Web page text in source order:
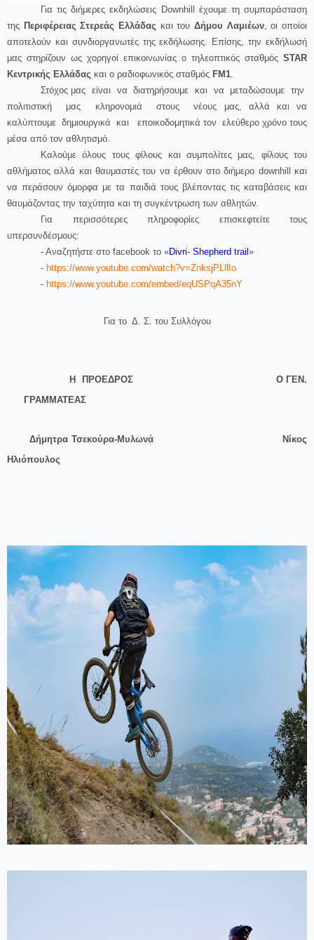
Για τις διήμερες εκδηλώσεις Downhill έχουμε τη συμπαράσταση
της Περιφέρειας Στερεάς Ελλάδας και τουΔήμου Λαμιέων, οι οποίοι
αποτελούν και συνδιοργανωτές της εκδήλωσης. Επίσης, την εκδήλωσή
μας στηρίζουν ως χορηγοί επικοινωνίας ο τηλεοπτικός σταθμός STAR
Κεντρικής Ελλάδας και ο ραδιοφωνικός σταθμός FM1.
Στόχος μας
είναι να διατηρήσουμε και να μεταδώσουμε
την
πολιτιστική
μας κληρονομιά στους
νέους μας, αλλά και να
καλύπτουμε δημιουργικά και εποικοδομητικά τον ελεύθερο χρόνο τους
μέσα από τον αθλητισμό.
Καλούμε όλους τους φίλους και συμπολίτες μας, φίλους του
αθλήματος αλλά και θαυμαστές του να έρθουν στο διήμερο downhill
και
να περάσουν όμορφα με τα παιδιά τους βλέποντας τις καταβάσεις και
θαυμάζοντας την ταχύτητα και τη συγκέντρωση των αθλητών.
Για περισσότερες πληροφορίες επισκεφτείτε τους
υπερσυνδέσμους:
- Αναζητήστε στο facebook το «Divri- Shepherd trail »
- https://www.youtube.com/watch?v=ZnksjPLllIo
- https://www.youtube.com/embed/eqUSPqA35nY
Για το Δ. Σ. του Συλλόγου
Η ΠΡΟΕΔΡΟΣ
Ο ΓΕΝ.
ΓΡΑΜΜΑΤΕΑΣ
Δήμητρα Τσεκούρα-Μυλωνά
Νίκος
Ηλιόπουλος